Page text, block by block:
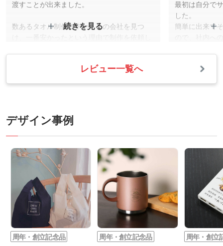
ィコラム「ほしい!ノベルティラボ」で公開中です。
2025/08/06 トートバッグの生地 どれを選ぶ？素
材別の特徴と選び方を徹底解説
トートバッグ、と一口に言ってもさまざまな生地が
です。
2025/07/28 【2025年最新】うちわが入るおすす
めトートバッグ！普段使いもできる推し活バッグ
の選び方
応援グッズのうちわはライブやコンサートの必須ア
イテムですが、少しサイズが大きく持ち歩きにくい
ですよね。この記事では、推し活グッズをスマート
に持ち運べるトートバッグの選び方やおすすめアイ
テムをご紹介。ノベルティコラム「ほしい!ノベルテ
渡すことが出来ました。
数あるタオル制作の中からこの会社を見つ
け、一番安かったという理由で制作を依頼し
ご指摘頂いていた懸念点等も、全く問題ない
斐がありました。
こちら都合にも関わらず、迅速にご対応頂き
ありがとうございました。また機会がありま
したら依頼させていただきたいと思います。
続きを見る
最初は自分で
した。
簡単に出来て
修正もとても
していただけ
仕事も早く対
レビュー一覧へ
デザイン事例
周年・創立記念品 周年・創立記念品 周年・創立